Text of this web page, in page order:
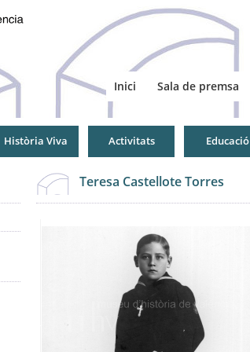
Inici Sala de premsa
Història Viva Activitats Educació
Teresa Castellote Torres